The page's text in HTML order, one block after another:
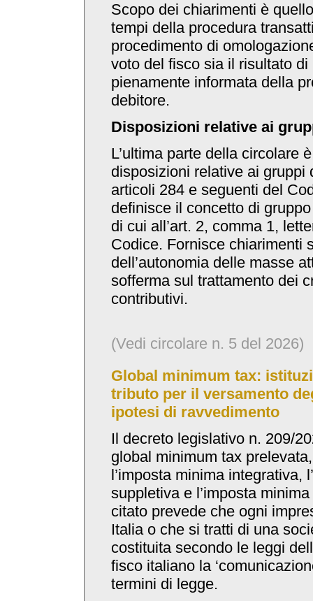
Scopo dei chiarimenti è
tempi della procedura
procedimento di
voto del fisco sia il risultato
pienamente informata della
debitore.
Disposizioni relative ai
L’ultima parte della circolare
disposizioni relative ai gruppi
articoli 284 e seguenti del
definisce il concetto di
di cui all’art. 2, comma 1,
Codice. Fornisce chiarimenti
dell’autonomia delle masse
sofferma sul trattamento dei
contributivi.
(Vedi circolare n. 5 del 2026)
Global minimum tax:
tributo per il versamento
ipotesi di ravvedimento
Il decreto legislativo n. 209/
global minimum tax
l’imposta minima integrativa,
suppletiva e l’imposta
citato prevede che ogni
Italia o che si tratti di una
costituita secondo le leggi
fisco italiano la
termini di legge.